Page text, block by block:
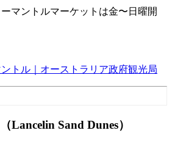
マントルマーケットは金〜日曜開
トル｜オーストラリア政府観光局
Lancelin Sand Dunes）